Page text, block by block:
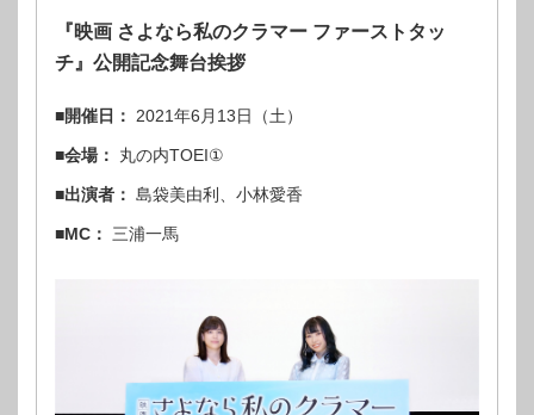
『映画 さよなら私のクラマー ファーストタッ
チ』公開記念舞台挨拶
■開催日： 2021年6月13日（土）
■会場： 丸の内TOEI①
■出演者： 島袋美由利、小林愛香
■MC： 三浦一馬